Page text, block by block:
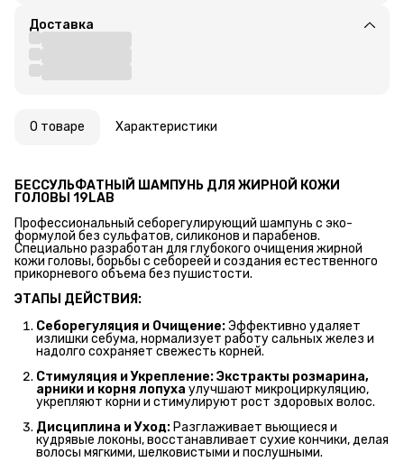
Доставка
О товаре Характеристики
БЕССУЛЬФАТНЫЙ ШАМПУНЬ ДЛЯ ЖИРНОЙ КОЖИ
ГОЛОВЫ 19LAB
Профессиональный себорегулирующий шампунь с эко-
формулой без сульфатов, силиконов и парабенов.
Специально разработан для глубокого очищения жирной
кожи головы, борьбы с себореей и создания естественного
прикорневого объема без пушистости.
ЭТАПЫ ДЕЙСТВИЯ:
Себорегуляция и Очищение:Эффективно удаляет
излишки себума, нормализует работу сальных желез и
надолго сохраняет свежесть корней.
Стимуляция и Укрепление:Экстракты розмарина,
арники и корня лопуха улучшают микроциркуляцию,
укрепляют корни и стимулируют рост здоровых волос.
Дисциплина и Уход: Разглаживает вьющиеся и
кудрявые локоны, восстанавливает сухие кончики, делая
волосы мягкими, шелковистыми и послушными.